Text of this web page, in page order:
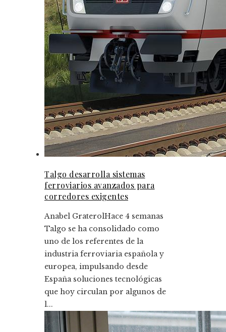
Talgo desarrolla sistemas
ferroviarios avanzados para
corredores exigentes
Anabel GraterolHace 4 semanas
Talgo se ha consolidado como
uno de los referentes de la
industria ferroviaria española y
europea, impulsando desde
España soluciones tecnológicas
que hoy circulan por algunos de
l...